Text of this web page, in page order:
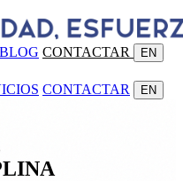
BLOG CONTACTAR EN
CONTACTAR EN